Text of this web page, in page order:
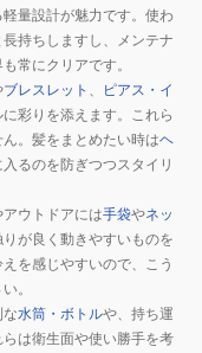
量設計が魅力です。使わ
持ちしますし、メンテナ
常にクリアです。
ブレスレット 、
ピアス・イ
彩りを添えます。これら
。髪をまとめたい時はヘ
るのを防ぎつつスタイリ
ウトドアには手袋やネッ
が良く動きやすいものを
を感じやすいので、こう
。
水筒・ボトルや、持ち運
は衛生面や使い勝手を考